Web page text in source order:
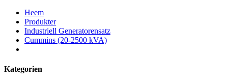
Heem
Produkter
Industriell Generatorensatz
Cummins (20-2500 kVA)
Kategorien